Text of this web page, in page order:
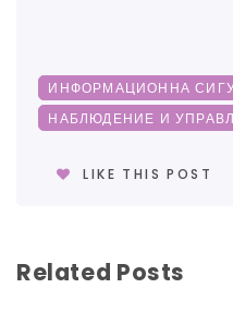
ИНФОРМАЦИОННА
НАБЛЮДЕНИЕ И
LIKE THIS POST
Related Posts